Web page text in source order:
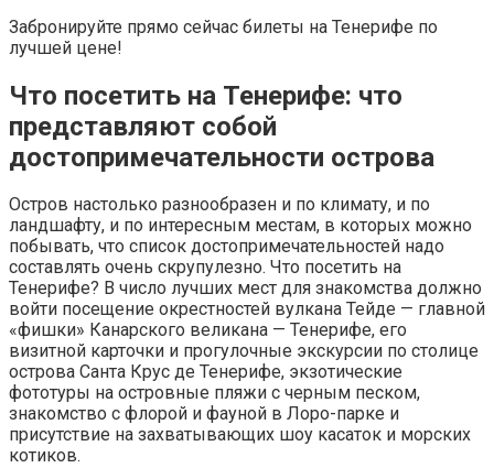
Забронируйте прямо сейчас билеты на Тенерифе по
лучшей цене!
Что посетить на Тенерифе: что
представляют собой
достопримечательности острова
Остров настолько разнообразен и по климату, и по
ландшафту, и по интересным местам, в которых можно
побывать, что список достопримечательностей надо
составлять очень скрупулезно. Что посетить на
Тенерифе? В число лучших мест для знакомства должно
войти посещение окрестностей вулкана Тейде — главной
«фишки» Канарского великана — Тенерифе, его
визитной карточки и прогулочные экскурсии по столице
острова Санта Крус де Тенерифе, экзотические
фототуры на островные пляжи с черным песком,
знакомство с флорой и фауной в Лоро-парке и
присутствие на захватывающих шоу касаток и морских
котиков.